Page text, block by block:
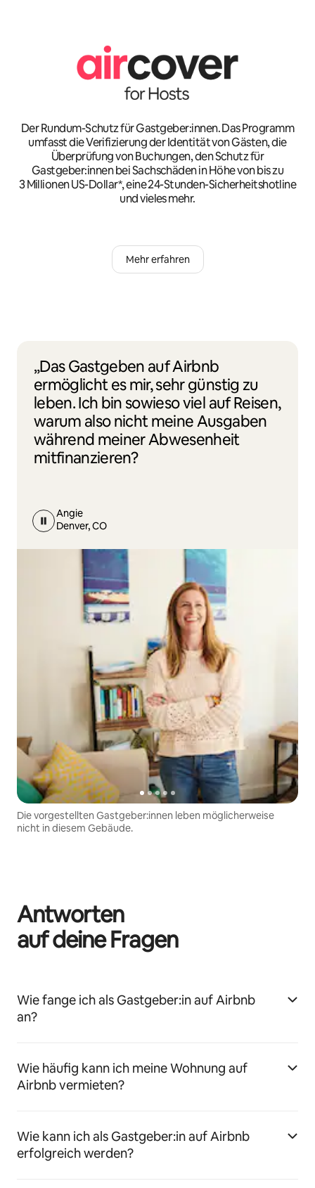
Der Rundum-Schutz für Gastgeber:innen. Das Programm
umfasst die Verifizierung der Identität von Gästen, die
Überprüfung von Buchungen, den Schutz für
Gastgeber:innen bei Sachschäden in Höhe von bis zu
3 Millionen US-Dollar*, eine 24-Stunden-Sicherheitshotline
und vieles mehr.
Mehr erfahren
„Das Gastgeben auf Airbnb
ermöglicht es mir, sehr günstig zu
leben. Ich bin sowieso viel auf Reisen,
warum also nicht meine Ausgaben
während meiner Abwesenheit
mitfinanzieren?
Angie
Denver, CO
Die vorgestellten Gastgeber:innen leben möglicherweise
nicht in diesem Gebäude.
Antworten
auf deine Fragen
Wie fange ich als Gastgeber:in auf Airbnb
an?
Wie häufig kann ich meine Wohnung auf
Airbnb vermieten?
Wie kann ich als Gastgeber:in auf Airbnb
erfolgreich werden?